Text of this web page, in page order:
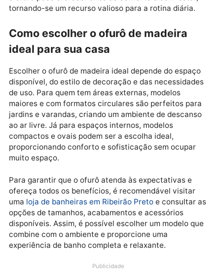
Benefícios dos ofurôs de madeira
para o bem-estar
madeira oferecem inúmeros benefícios para o bem-
estar e a saúde. A imersão em água aquecida
para o relaxamento muscular, alivia dores nas
articulações e promove uma sensação de paz e
tranquilidade, sendo ideal para quem deseja um
momento de autocuidado. O banho em ofurô também
ajuda a melhorar a circulação sanguínea e
uma pausa mental, aliviando o estresse e a tensão
Em Ribeirão Preto, onde o ritmo de vida é agitado,
um ofurô de madeira em casa se torna uma opção
prática e eficaz para promover o relaxamento e
da saúde mental e física. Com os cuidados
o ofurô pode oferecer anos de conforto e bem-estar,
tornando-se um recurso valioso para a rotina diária.